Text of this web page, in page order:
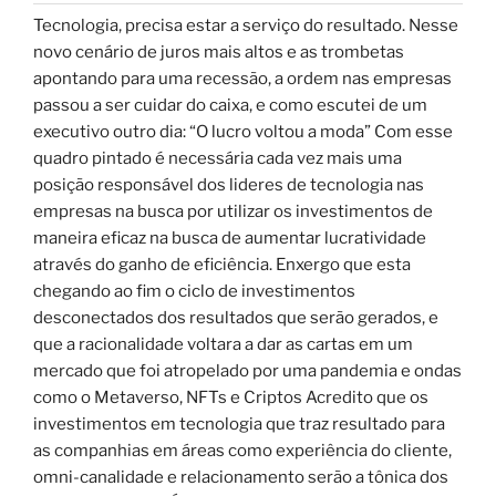
Tecnologia, precisa estar a serviço do resultado. Nesse
novo cenário de juros mais altos e as trombetas
apontando para uma recessão, a ordem nas empresas
passou a ser cuidar do caixa, e como escutei de um
executivo outro dia: “O lucro voltou a moda” Com esse
quadro pintado é necessária cada vez mais uma
posição responsável dos lideres de tecnologia nas
empresas na busca por utilizar os investimentos de
maneira eficaz na busca de aumentar lucratividade
através do ganho de eficiência. Enxergo que esta
chegando ao fim o ciclo de investimentos
desconectados dos resultados que serão gerados, e
que a racionalidade voltara a dar as cartas em um
mercado que foi atropelado por uma pandemia e ondas
como o Metaverso, NFTs e Criptos Acredito que os
investimentos em tecnologia que traz resultado para
as companhias em áreas como experiência do cliente,
omni-canalidade e relacionamento serão a tônica dos